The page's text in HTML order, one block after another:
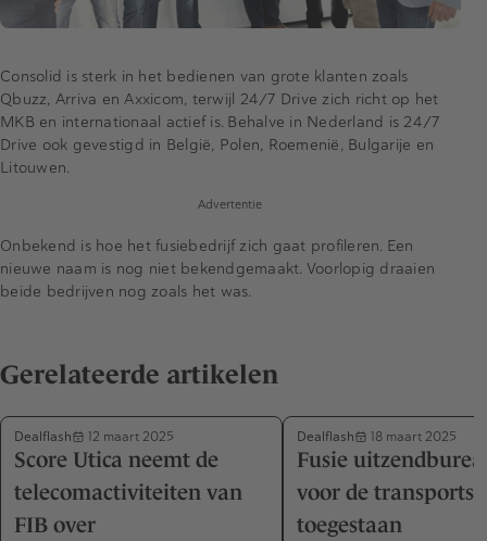
Consolid is sterk in het bedienen van grote klanten zoals
Qbuzz, Arriva en Axxicom, terwijl 24/7 Drive zich richt op het
MKB en internationaal actief is. Behalve in Nederland is 24/7
Drive ook gevestigd in België, Polen, Roemenië, Bulgarije en
Litouwen.
Advertentie
Onbekend is hoe het fusiebedrijf zich gaat profileren. Een
nieuwe naam is nog niet bekendgemaakt. Voorlopig draaien
beide bedrijven nog zoals het was.
Gerelateerde artikelen
Dealflash 12 maart 2025
Score Utica neemt de
telecomactiviteiten van
FIB over
Dealflash 18 maart 2025
Fusie
voor de
toegestaan